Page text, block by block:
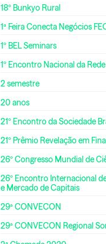
18º Bunkyo Rural
1ª Feira Conecta Negócios
1º BEL Seminars
1º Encontro Nacional da
2 semestre
20 anos
21º Encontro da Sociedade
21º Prêmio Revelação em
26º Congresso Mundial de
26º Encontro Internacional
e Mercado de Capitais
29ª CONVECON
29ª CONVECON Regional